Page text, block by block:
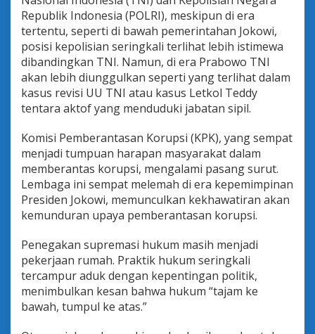
Republik Indonesia (POLRI), meskipun di era
tertentu, seperti di bawah pemerintahan Jokowi,
posisi kepolisian seringkali terlihat lebih istimewa
dibandingkan TNI. Namun, di era Prabowo TNI
akan lebih diunggulkan seperti yang terlihat dalam
kasus revisi UU TNI atau kasus Letkol Teddy
tentara aktof yang menduduki jabatan sipil.
Komisi Pemberantasan Korupsi (KPK), yang sempat
menjadi tumpuan harapan masyarakat dalam
memberantas korupsi, mengalami pasang surut.
Lembaga ini sempat melemah di era kepemimpinan
Presiden Jokowi, memunculkan kekhawatiran akan
kemunduran upaya pemberantasan korupsi.
Penegakan supremasi hukum masih menjadi
pekerjaan rumah. Praktik hukum seringkali
tercampur aduk dengan kepentingan politik,
menimbulkan kesan bahwa hukum “tajam ke
bawah, tumpul ke atas.”